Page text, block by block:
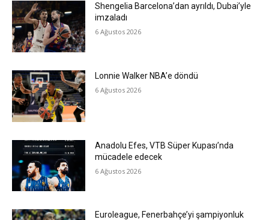
Shengelia Barcelona’dan ayrıldı, Dubai’yle
imzaladı
6 Ağustos 2026
Lonnie Walker NBA’e döndü
6 Ağustos 2026
Anadolu Efes, VTB Süper Kupası’nda
mücadele edecek
6 Ağustos 2026
Euroleague, Fenerbahçe’yi şampiyonluk